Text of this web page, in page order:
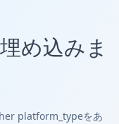
め込みま
platform_typeをあ